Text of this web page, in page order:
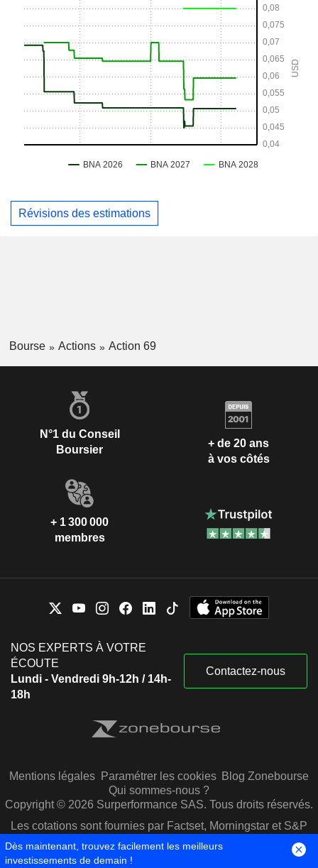
Révisions des estimations
Bourse Actions Action 69
N°1 du Conseil
Boursier
+ de 20 ans
à vos côtés
+ 1 300 000
membres
NOS EXPERTS À VOTRE
ÉCOUTE
Lundi - Vendredi 9h-12h / 14h-
18h
Contactez-nous
Mentions légales Paramétrer les cookies Blog Zonebourse
Qui sommes-nous ?
Copyright © 2026 Surperformance SAS. Tous droits réservés.
Les cotations sont fournies par Factset, Morningstar et S&P
Capital IQ
Dès maintenant, trouvez facilement les meilleurs
investissements de demain !